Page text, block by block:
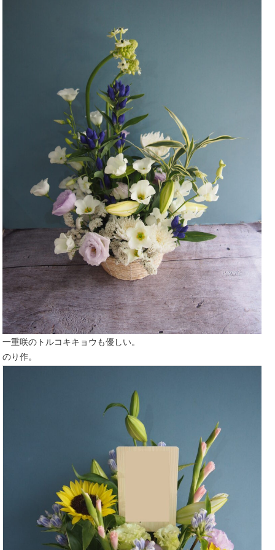
一重咲のトルコキキョウも優しい。
のり作。